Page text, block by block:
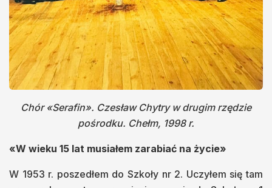
Chór «Serafin». Czesław Chytry w drugim rzędzie
pośrodku. Chełm, 1998 r.
«W wieku 15 lat musiałem zarabiać na życie»
W 1953 r. poszedłem do Szkoły nr 2. Uczyłem się tam